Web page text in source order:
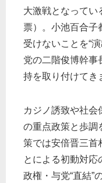
大激戦となってい
票）。小池百合子
受けないことを“
党の二階俊博幹事
持を取り付けてき
カジノ誘致や社会
の重点政策と歩調
策では安倍晋三首
とによる初動対応
政権・与党“直結”